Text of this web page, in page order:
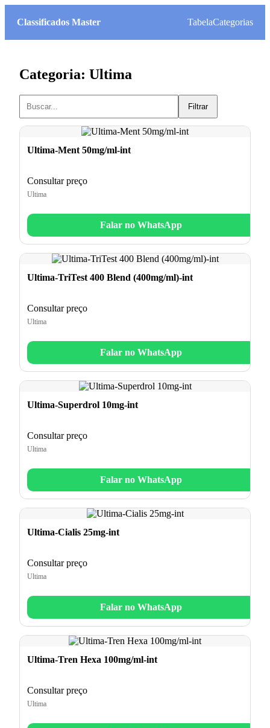
Classificados Master TabelaCategorias
Categoria: Ultima
Filtrar
Ultima-Ment 50mg/ml-int
Consultar preço
Ultima
Falar no WhatsApp
Ultima-TriTest 400 Blend (400mg/ml)-int
Consultar preço
Ultima
Falar no WhatsApp
Ultima-Superdrol 10mg-int
Consultar preço
Ultima
Falar no WhatsApp
Ultima-Cialis 25mg-int
Consultar preço
Ultima
Falar no WhatsApp
Ultima-Tren Hexa 100mg/ml-int
Consultar preço
Ultima